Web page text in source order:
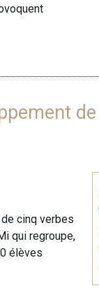
cinq verbes
qui regroupe,
élèves